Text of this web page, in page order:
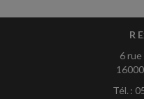
R
6
Tél. :